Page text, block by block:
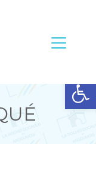
Ouvrir la barre d’outils